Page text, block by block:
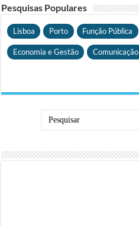
Pesquisas Populares
Lisboa Porto Função Pública
Economia e Gestão Comunicação